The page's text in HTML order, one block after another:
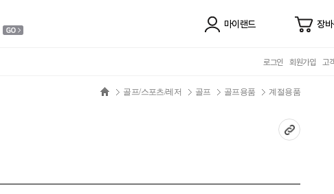
마이랜드 장
로그인 회원가입 고
골프/스포츠/레저 골프 골프용품 계절용품